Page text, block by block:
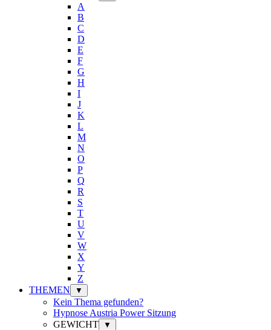
A
B
C
D
E
F
G
H
I
J
K
L
M
N
O
P
Q
R
S
T
U
V
W
X
Y
Z
THEMEN
▼
Kein Thema gefunden?
Hypnose Austria Power Sitzung
GEWICHT
▼